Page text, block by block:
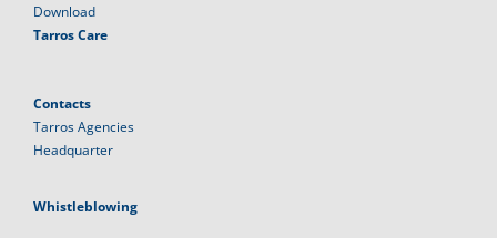
Download
Tarros Care
Contacts
Tarros Agencies
Headquarter
Whistleblowing